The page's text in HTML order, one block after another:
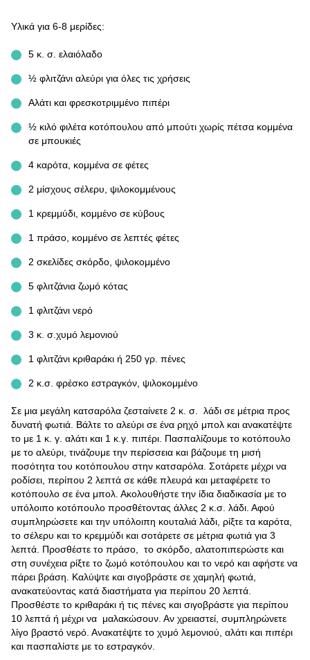
Υλικά για 6-8 μερίδες:
5 κ. σ. ελαιόλαδο
½ φλιτζάνι αλεύρι για όλες τις χρήσεις
Αλάτι και φρεσκοτριμμένο πιπέρι
½ κιλό φιλέτα κοτόπουλου από μπούτι χωρίς πέτσα κομμένα
σε μπουκιές
4 καρότα, κομμένα σε φέτες
2 μίσχους σέλερυ, ψιλοκομμένους
1 κρεμμύδι, κομμένο σε κύβους
1 πράσο, κομμένο σε λεπτές φέτες
2 σκελίδες σκόρδο, ψιλοκομμένο
5 φλιτζάνια ζωμό κότας
1 φλιτζάνι νερό
3 κ. σ.χυμό λεμονιού
1 φλιτζάνι κριθαράκι ή 250 γρ. πένες
2 κ.σ. φρέσκο εστραγκόν, ψιλοκομμένο
Σε μια μεγάλη κατσαρόλα ζεσταίνετε 2 κ. σ. λάδι σε μέτρια προς
δυνατή φωτιά. Βάλτε το αλεύρι σε ένα ρηχό μπολ και ανακατέψτε
το με 1 κ. γ. αλάτι και 1 κ.γ. πιπέρι. Πασπαλίζουμε το κοτόπουλο
με το αλεύρι, τινάζουμε την περίσσεια και βάζουμε τη μισή
ποσότητα του κοτόπουλου στην κατσαρόλα. Σοτάρετε μέχρι να
ροδίσει, περίπου 2 λεπτά σε κάθε πλευρά και μεταφέρετε το
κοτόπουλο σε ένα μπολ. Ακολουθήστε την ίδια διαδικασία με το
υπόλοιπο κοτόπουλο προσθέτοντας άλλες 2 κ.σ. λάδι. Αφού
συμπληρώσετε και την υπόλοιπη κουταλιά λάδι, ρίξτε τα καρότα,
το σέλερυ και το κρεμμύδι και σοτάρετε σε μέτρια φωτιά για 3
λεπτά. Προσθέστε το πράσο, το σκόρδο, αλατοπιπερώστε και
στη συνέχεια ρίξτε το ζωμό κοτόπουλου και το νερό και αφήστε να
πάρει βράση. Καλύψτε και σιγοβράστε σε χαμηλή φωτιά,
ανακατεύοντας κατά διαστήματα για περίπου 20 λεπτά.
Προσθέστε το κριθαράκι ή τις πένες και σιγοβράστε για περίπου
10 λεπτά ή μέχρι να μαλακώσουν. Αν χρειαστεί, συμπληρώνετε
λίγο βραστό νερό. Ανακατέψτε το χυμό λεμονιού, αλάτι και πιπέρι
και πασπαλίστε με το εστραγκόν.